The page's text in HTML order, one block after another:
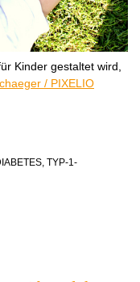
Kinder gestaltet wird,
/ PIXELIO
, TYP-1-